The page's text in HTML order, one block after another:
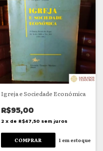
Igreja e Sociedade Económica
R$95,00
2 x de R$47,50 sem juros
1 em estoque